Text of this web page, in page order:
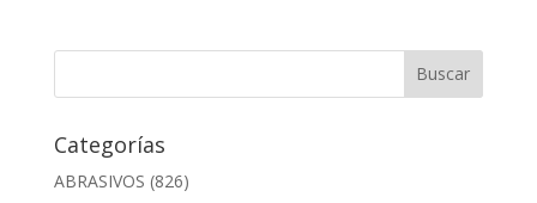
Categorías
ABRASIVOS (826)